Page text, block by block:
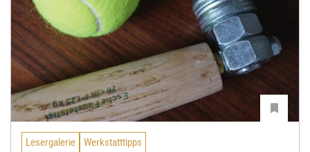
Lesergalerie Werkstatttipps